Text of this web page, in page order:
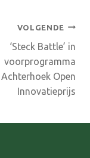
VOLGENDE
‘Steck Battle’ in
voorprogramma
Achterhoek Open
Innovatieprijs